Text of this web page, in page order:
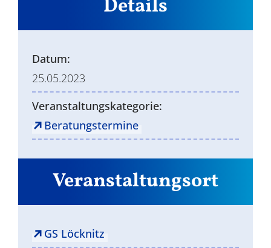
Details
Datum:
25.05.2023
Veranstaltungskategorie:
Beratungstermine
Veranstaltungsort
GS Löcknitz